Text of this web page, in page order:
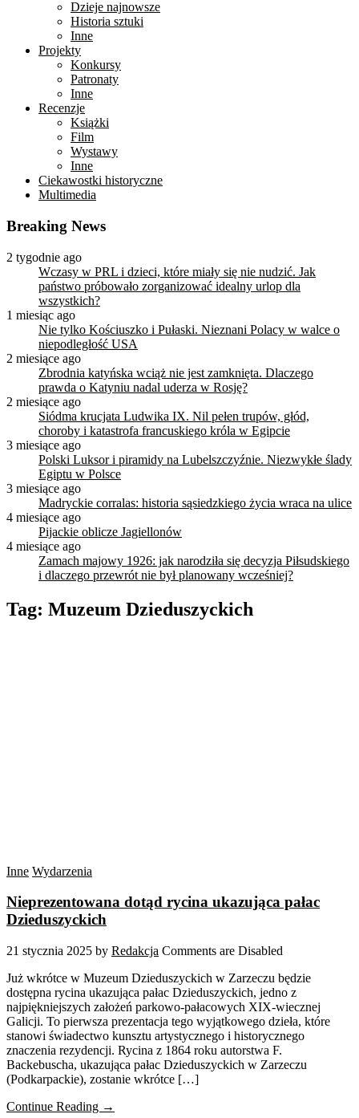
Dzieje najnowsze
Historia sztuki
Inne
Projekty
Konkursy
Patronaty
Inne
Recenzje
Książki
Film
Wystawy
Inne
Ciekawostki historyczne
Multimedia
Breaking News
2 tygodnie ago
Wczasy w PRL i dzieci, które miały się nie nudzić. Jak
państwo próbowało zorganizować idealny urlop dla
wszystkich?
1 miesiąc ago
Nie tylko Kościuszko i Pułaski. Nieznani Polacy w walce o
niepodległość USA
2 miesiące ago
Zbrodnia katyńska wciąż nie jest zamknięta. Dlaczego
prawda o Katyniu nadal uderza w Rosję?
2 miesiące ago
Siódma krucjata Ludwika IX. Nil pełen trupów, głód,
choroby i katastrofa francuskiego króla w Egipcie
3 miesiące ago
Polski Luksor i piramidy na Lubelszczyźnie. Niezwykłe ślady
Egiptu w Polsce
3 miesiące ago
Madryckie corralas: historia sąsiedzkiego życia wraca na ulice
4 miesiące ago
Pijackie oblicze Jagiellonów
4 miesiące ago
Zamach majowy 1926: jak narodziła się decyzja Piłsudskiego
i dlaczego przewrót nie był planowany wcześniej?
Tag: Muzeum Dzieduszyckich
Inne Wydarzenia
Nieprezentowana dotąd rycina ukazująca pałac
Dzieduszyckich
21 stycznia 2025 by Redakcja Comments are Disabled
Już wkrótce w Muzeum Dzieduszyckich w Zarzeczu będzie
dostępna rycina ukazująca pałac Dzieduszyckich, jedno z
najpiękniejszych założeń parkowo-pałacowych XIX-wiecznej
Galicji. To pierwsza prezentacja tego wyjątkowego dzieła, które
stanowi świadectwo kunsztu artystycznego i historycznego
znaczenia rezydencji. Rycina z 1864 roku autorstwa F.
Backebuscha, ukazująca pałac Dzieduszyckich w Zarzeczu
(Podkarpackie), zostanie wkrótce […]
Continue Reading →